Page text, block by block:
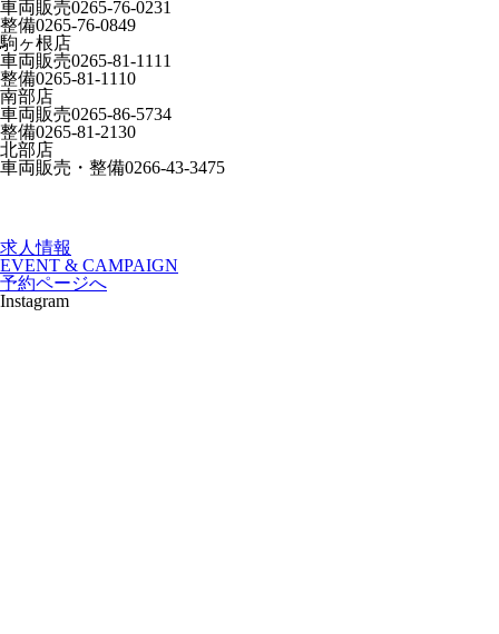
車両販売0265-76-0231
整備0265-76-0849
駒ヶ根店
車両販売0265-81-1111
整備0265-81-1110
南部店
車両販売0265-86-5734
整備0265-81-2130
北部店
車両販売・整備0266-43-3475
求人情報
EVENT & CAMPAIGN
予約ページへ
Instagram